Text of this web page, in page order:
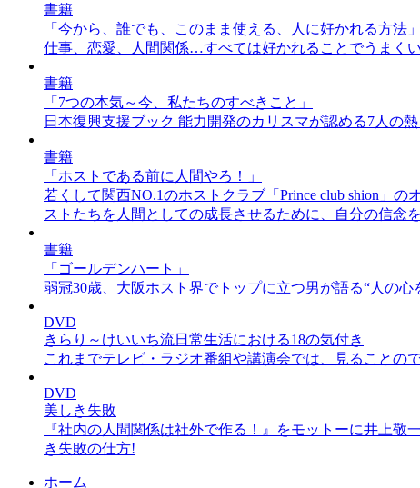
書籍
「今から、誰でも、このまま使える、人に好かれる方法」
仕事、恋愛、人間関係…すべては好かれることでうまく
書籍
「7つの本気～今、私たちのすべきこと」
日本復興支援ブック 能力開発のカリスマが認める7人の
書籍
「ホストである前に人間やろ！」
若くして関西NO.1のホストクラブ「Prince club shion」
ストたちを人間としての成長させるために、自分の信念
書籍
「ゴールデンハート」
弱冠30歳、大阪ホスト界でトップに立つ男が語る“人の心
DVD
きらり～けいいち流日常生活における18の気付き
これまでテレビ・ラジオ番組や講演会では、見ることの
DVD
美しき失敗
『社内の人間関係は社外で作る！』をモットーに井上
き失敗の仕方!
ホーム